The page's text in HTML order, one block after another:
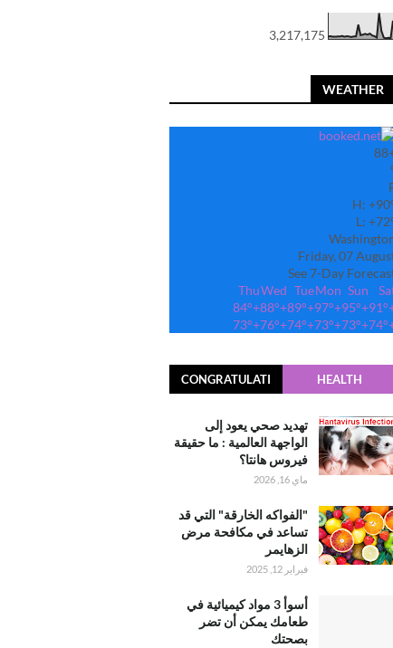
3,217,175
WEATHER
88
H: +
L: +
Friday, 07
See 7-Day
Sun
Mon
Tue
Wed
Thu
91°
+
95°
+
97°
+
89°
+
88°
+
84°
74°
+
73°
+
73°
+
74°
+
76°
+
73°
HEALTH
CONGRATULATI
تهديد صحي يعود إلى
الواجهة العالمية : ما حقيقة
فيروس هانتا؟
ماي 16, 2026
"الفواكه الخارقة" التي قد
تساعد في مكافحة مرض
الزهايمر
فبراير 12, 2025
أسوأ 3 مواد كيميائية في
طعامك يمكن أن تضر
بصحتك